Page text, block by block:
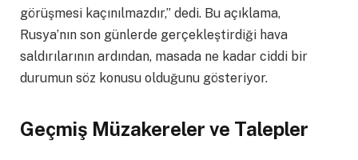
görüşmesi kaçınılmazdır,” dedi. Bu açıklama,
Rusya’nın son günlerde gerçekleştirdiği hava
saldırılarının ardından, masada ne kadar ciddi bir
durumun söz konusu olduğunu gösteriyor.
Geçmiş Müzakereler ve Talepler